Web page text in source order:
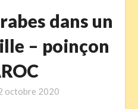
dans un
– poinçon
octobre 2020